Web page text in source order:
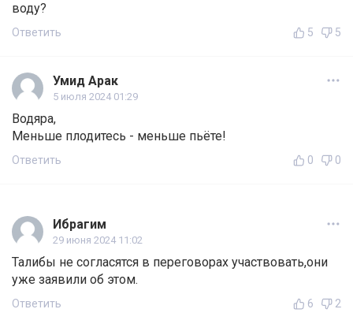
воду?
Ответить 5 5
Умид Арак
5 июля 2024 01:29
Водяра,
Меньше плодитесь - меньше пьёте!
Ответить 0 0
Ибрагим
29 июня 2024 11:02
Талибы не согласятся в переговорах участвовать,они
уже заявили об этом.
Ответить 6 2